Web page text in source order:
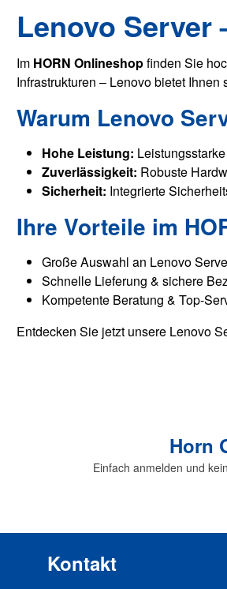
Lenovo
Im HORN Onlineshopfinden Sie
Infrastrukturen – Lenovo bietet
Warum Lenovo
Hohe Leistung:
Zuverlässigkeit: Robuste
Sicherheit: Integrierte
Ihre Vorteile im
Große Auswahl an Lenovo
Schnelle Lieferung & sichere
Kompetente Beratung & Top-
Entdecken Sie jetzt unsere Lenovo
Horn
Einfach anmelden und
Kontakt